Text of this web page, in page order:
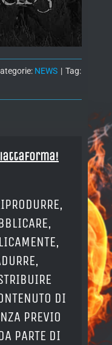
NEWS | Tag:
DI
PREVIO
PARTE DI